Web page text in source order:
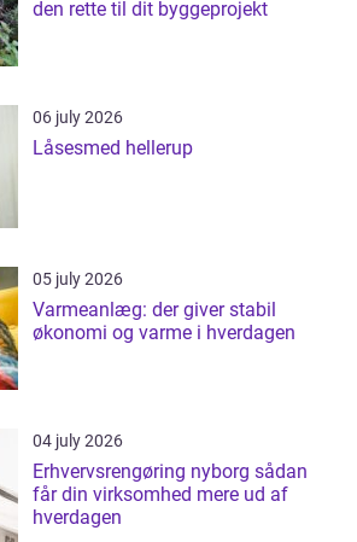
den rette til dit byggeprojekt
06 july 2026
Låsesmed hellerup
05 july 2026
Varmeanlæg: der giver stabil
økonomi og varme i hverdagen
04 july 2026
Erhvervsrengøring nyborg sådan
får din virksomhed mere ud af
hverdagen